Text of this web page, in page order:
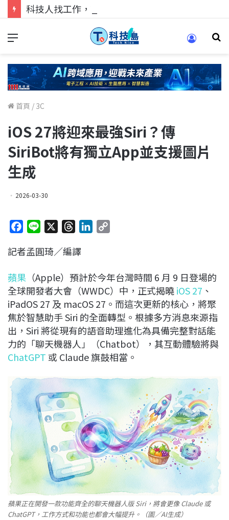
科技人找工作，就到TECH+ 科技專區!
首頁 / 3C
iOS 27將迎來最強Siri？傳
SiriBot將有獨立App並支援圖片
生成
2026-03-30
c
b
o
o
k
n
r
a
d
s
e
d
I
n
L
i
n
k
記者孟圓琦／編譯
蘋果 （Apple）預計於今年台灣時間 6 月 9 日登場的
全球開發者大會（WWDC）中，正式揭曉iOS 27 、
iPadOS 27 及 macOS 27。而這次更新的核心，將聚
焦於智慧助手 Siri 的全面轉型。根據多方消息來源指
出，Siri 將從現有的語音助理進化為具備完整對話能
力的「聊天機器人」（Chatbot），其互動體驗將與
ChatGPT 或 Claude 旗鼓相當。
蘋果正在開發一款功能齊全的聊天機器人版 Siri，將會更像 Claude 或
ChatGPT，工作方式和功能也都會大幅提升。（圖／AI生成）